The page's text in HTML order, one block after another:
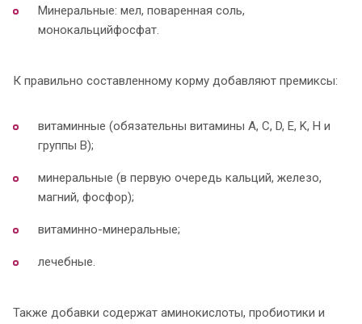
Минеральные: мел, поваренная соль,
монокальцийфосфат.
К правильно составленному корму добавляют премиксы:
витаминные (обязательны витамины А, С, D, E, K, H и
группы В);
минеральные (в первую очередь кальций, железо,
магний, фосфор);
витаминно-минеральные;
лечебные.
Также добавки содержат аминокислоты, пробиотики и